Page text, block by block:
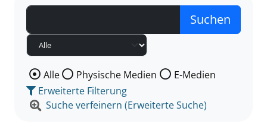
Wählen Sie die Medienart nach der Sie suchen wollen.
Alle Physische Medien
E-Medien
Erweiterte Filterung
Suche verfeinern (Erweiterte Suche)